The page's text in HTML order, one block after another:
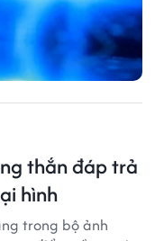
thắn đáp trả
hình
trong bộ ảnh